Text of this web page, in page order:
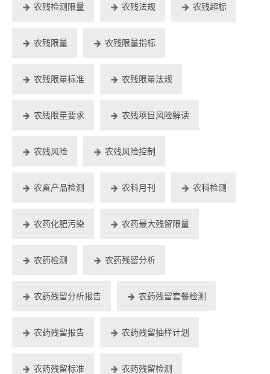
农残检测限量 农残法规 农残超标
农残限量 农残限量指标
农残限量标准 农残限量法规
农残限量要求 农残项目风险解读
农残风险 农残风险控制
农畜产品检测 农科月刊 农科检测
农药化肥污染 农药最大残留限量
农药检测 农药残留分析
农药残留分析报告 农药残留套餐检测
农药残留报告 农药残留抽样计划
农药残留标准 农药残留检测